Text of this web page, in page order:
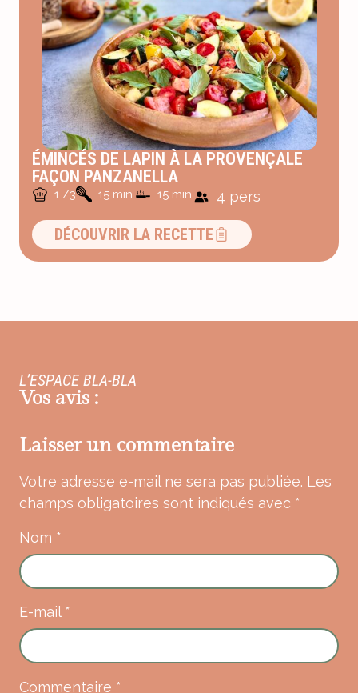
ÉMINCÉS DE LAPIN À LA PROVENÇALE
FAÇON PANZANELLA
1 /3 15 min. 15 min. 4 pers
DÉCOUVRIR LA RECETTE
L’ESPACE BLA-BLA
Vos avis :
Laisser un commentaire
Votre adresse e-mail ne sera pas publiée. Les
champs obligatoires sont indiqués avec *
Commentaire *
Nom *
E-mail *